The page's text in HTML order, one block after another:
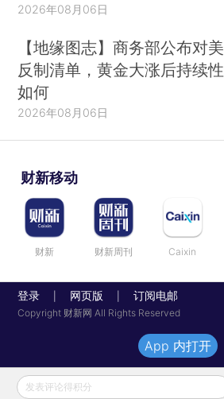
2026年08月06日
【地缘图志】商务部公布对美
反制清单，黄金大涨后持续性
如何
2026年08月06日
财新移动
财新 财新周刊 Caixin
登录 网页版 订阅电邮
Copyright 财新网 All Rights Reserved
发表评论得积分
App 内打开